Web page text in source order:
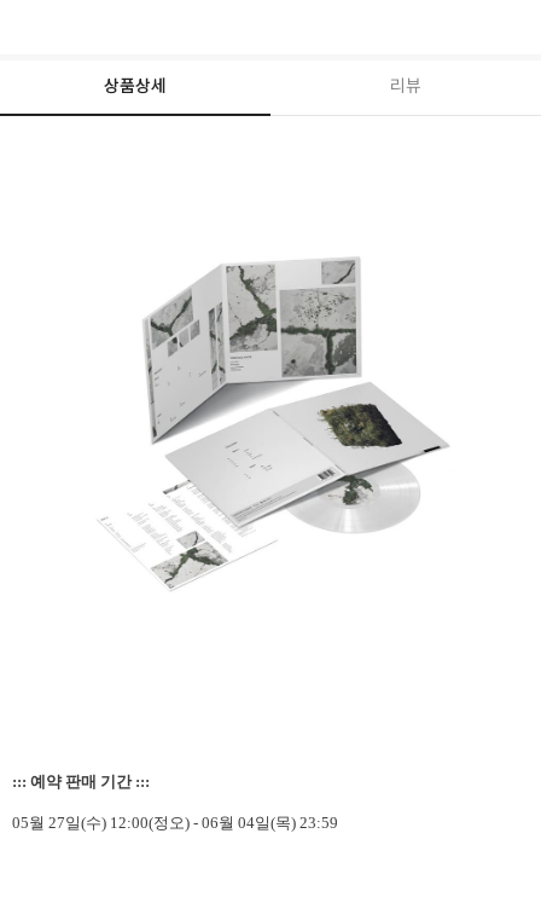
상품상세 리뷰
::: 예약 판매 기간 :::
05월 27일(수) 12:00(정오) - 06월 04일(목) 23:59